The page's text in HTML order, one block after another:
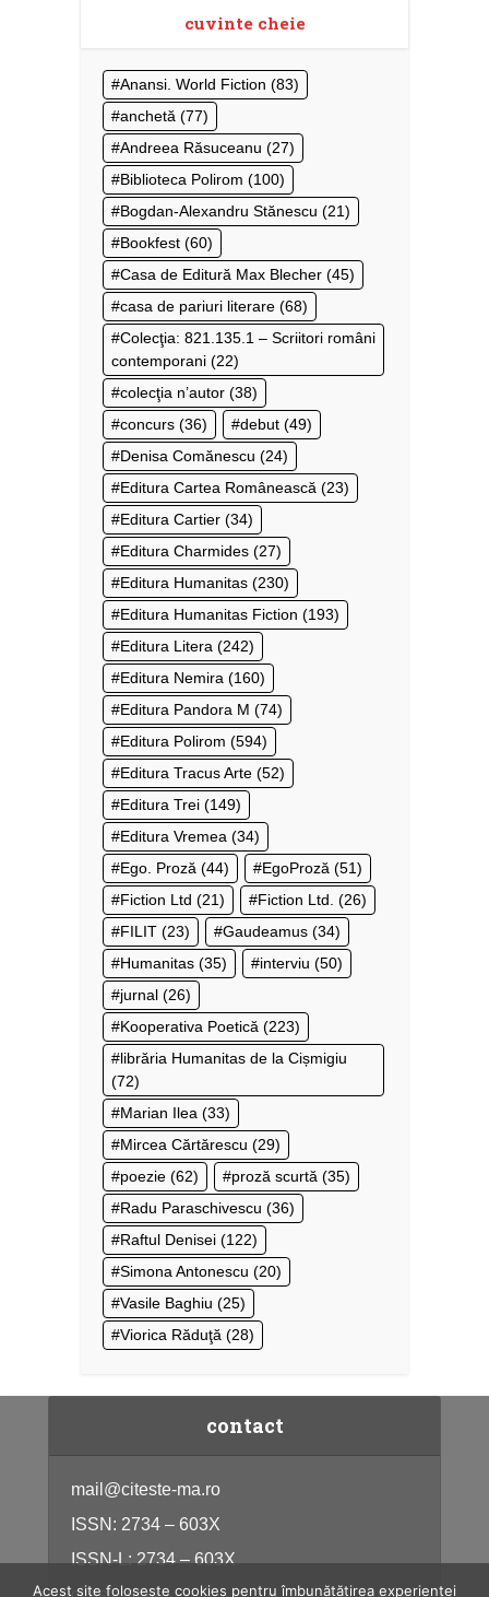
cuvinte cheie
Anansi. World Fiction (83)
anchetă (77)
Andreea Răsuceanu (27)
Biblioteca Polirom (100)
Bogdan-Alexandru Stănescu (21)
Bookfest (60)
Casa de Editură Max Blecher (45)
casa de pariuri literare (68)
Colecţia: 821.135.1 – Scriitori români
contemporani (22)
colecţia n’autor (38)
concurs (36) debut (49)
Denisa Comănescu (24)
Editura Cartea Românească (23)
Editura Cartier (34)
Editura Charmides (27)
Editura Humanitas (230)
Editura Humanitas Fiction (193)
Editura Litera (242)
Editura Nemira (160)
Editura Pandora M (74)
Editura Polirom (594)
Editura Tracus Arte (52)
Editura Trei (149)
Editura Vremea (34)
Ego. Proză (44) EgoProză (51)
Fiction Ltd (21) Fiction Ltd. (26)
FILIT (23) Gaudeamus (34)
Humanitas (35) interviu (50)
jurnal (26)
Kooperativa Poetică (223)
librăria Humanitas de la Cișmigiu
(72)
Marian Ilea (33)
Mircea Cărtărescu (29)
poezie (62) proză scurtă (35)
Radu Paraschivescu (36)
Raftul Denisei (122)
Simona Antonescu (20)
Vasile Baghiu (25)
Viorica Răduţă (28)
contact
mail@citeste-ma.ro
ISSN: 2734 – 603X
ISSN-L: 2734 – 603X
Acest site folosește cookies pentru îmbunătățirea experienței